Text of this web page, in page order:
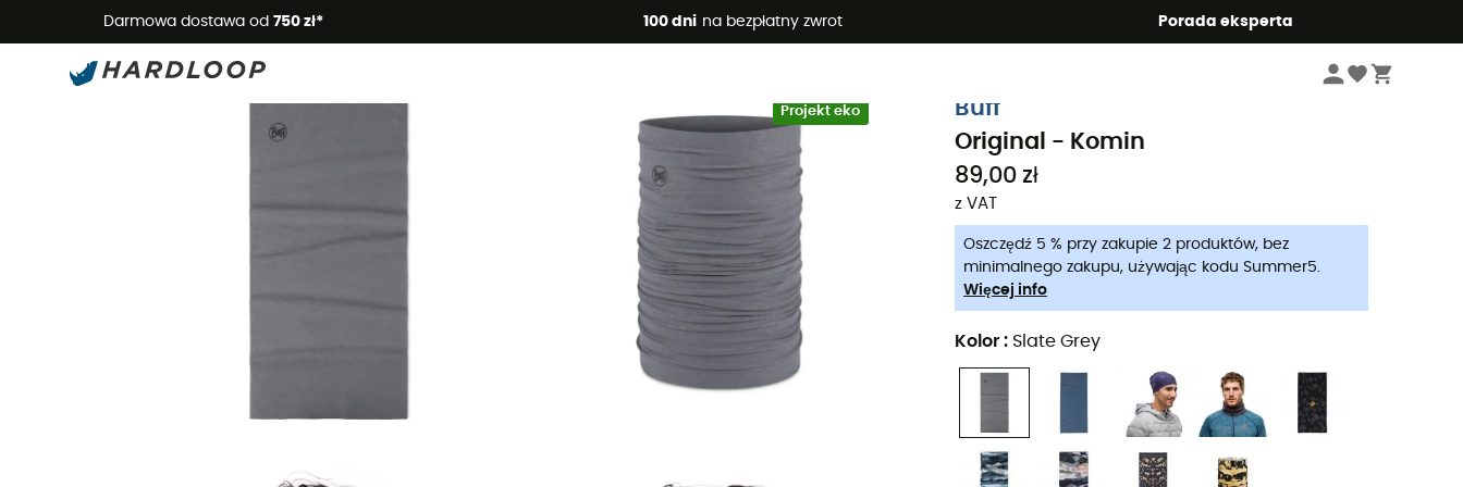
Darmowa dostawa od 750 zł* 100 dni na bezpłatny zwrot Porada eksperta
Letnie promocje 🔥 -5% DODATKOWO przy zakupie 2 produktów*, kod Summer5
Projekt eko
Nowość
Kominy i Szaliki turystyczne
Buff
Original - Komin
89,00 zł
z VAT
Oszczędź 5 % przy zakupie 2 produktów, bez
minimalnego zakupu, używając kodu Summer5.
Więcej info
Kolor : Slate Grey